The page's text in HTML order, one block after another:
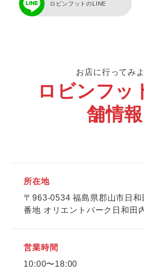
ロビンフットのLINE
お店に行ってみ
ロビンフッ
舗情報
所在地
〒963-0534 福島県郡山市日和
番地 オリエントパーク日和田
営業時間
10:00〜18:00